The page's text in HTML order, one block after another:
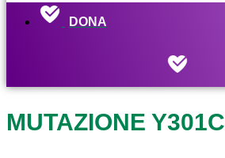
DONA
MUTAZIONE Y301C